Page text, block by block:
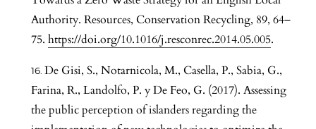
Authority. Resources, Conservation Recycling, 89, 64–
75. https://doi.org/10.1016/j.resconrec.2014.05.005.
De Gisi, S., Notarnicola, M., Casella, P., Sabia, G.,
Farina, R., Landolfo, P. y De Feo, G. (2017). Assessing
the public perception of islanders regarding the